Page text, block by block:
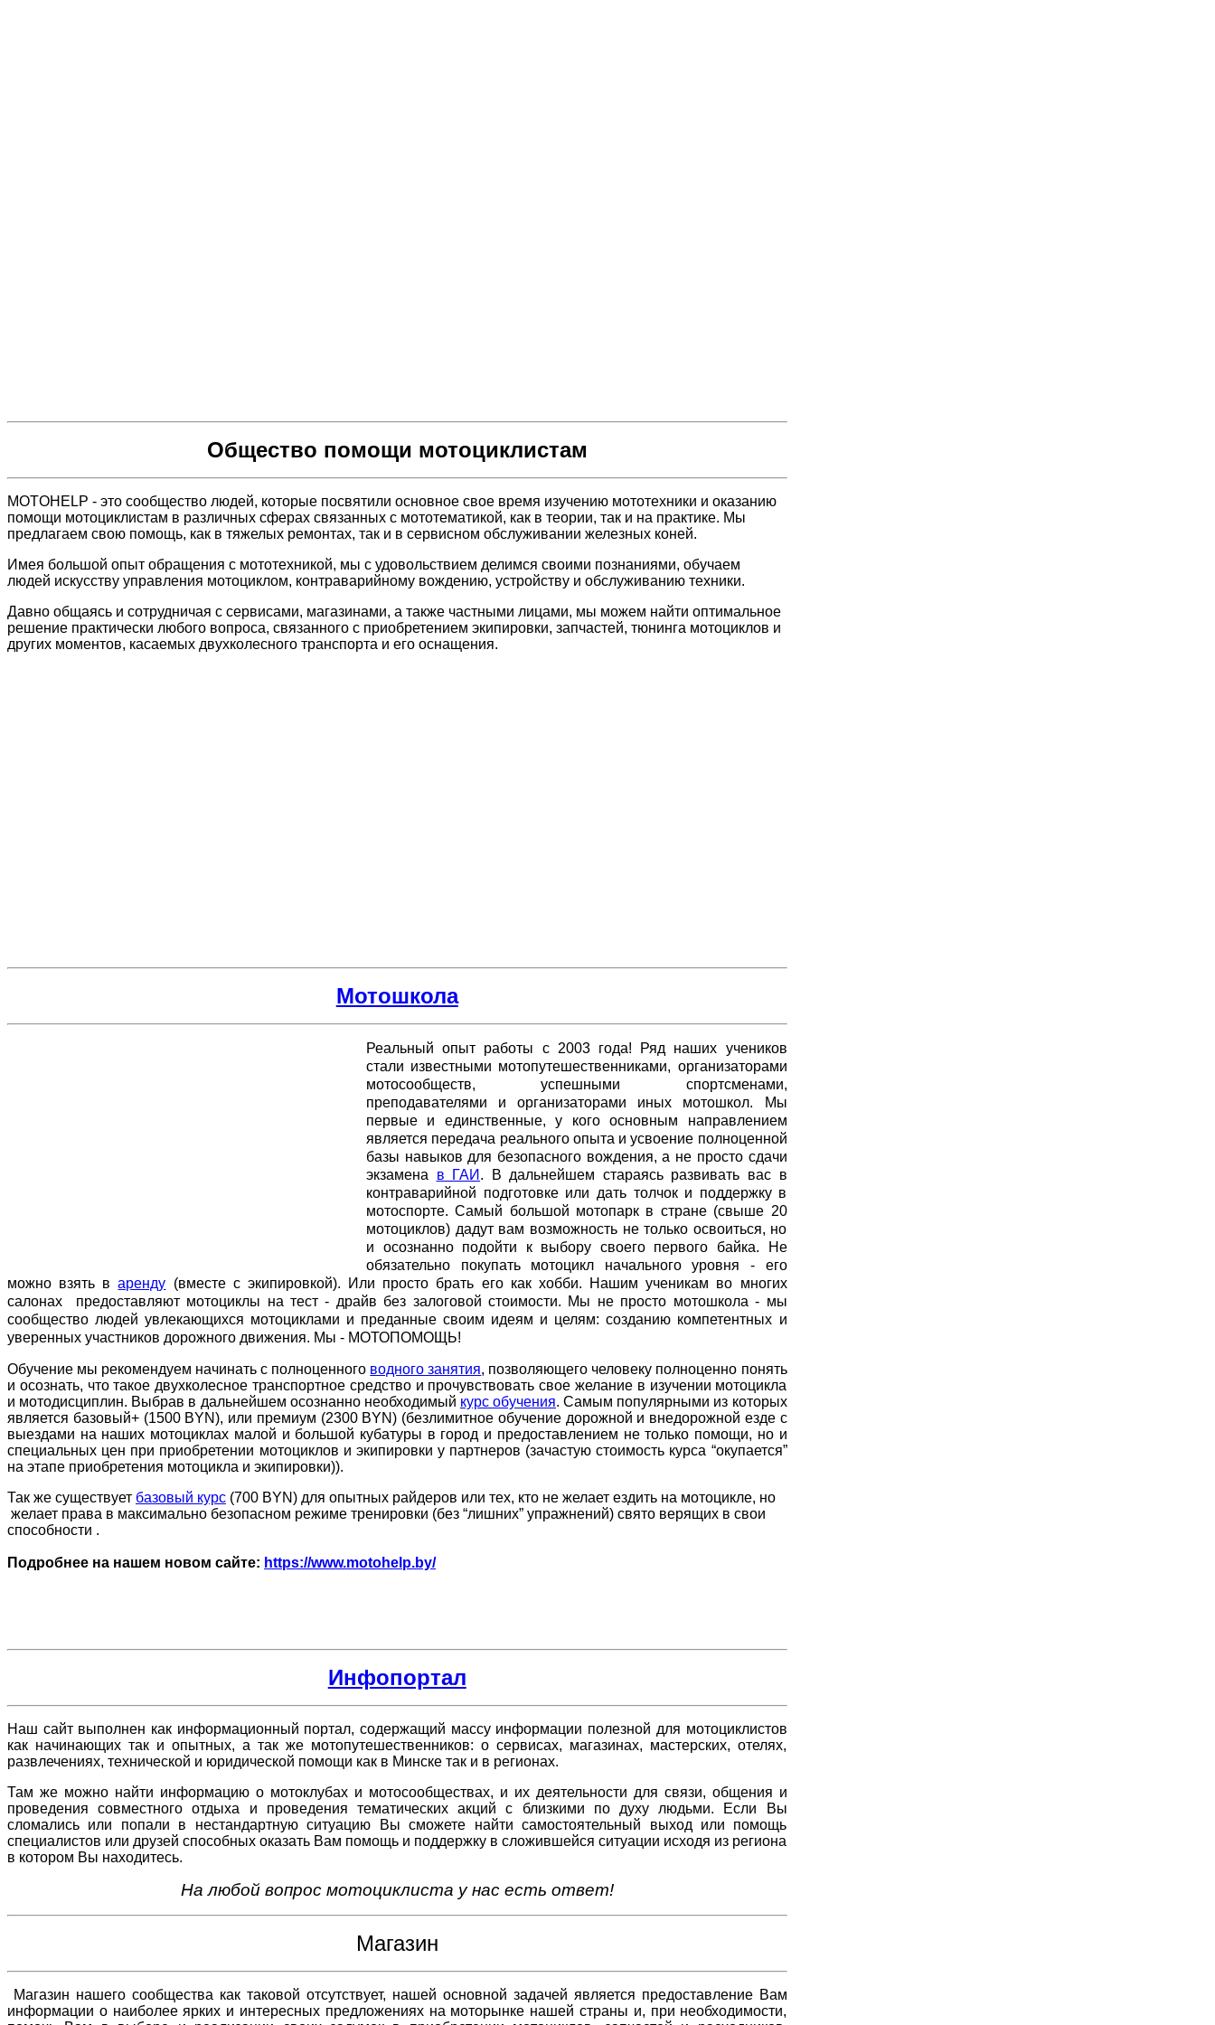
Общество помощи мотоциклистам
MOTOHELP - это сообщество людей, которые посвятили основное свое время изучению мототехники и оказанию
помощи мотоциклистам в различных сферах связанных с мототематикой, как в теории, так и на практике. Мы
предлагаем свою помощь, как в тяжелых ремонтах, так и в сервисном обслуживании железных коней.
Имея большой опыт обращения с мототехникой, мы с удовольствием делимся своими познаниями, обучаем
людей искусству управления мотоциклом, контраварийному вождению, устройству и обслуживанию техники.
Давно общаясь и сотрудничая с сервисами, магазинами, а также частными лицами, мы можем найти оптимальное
решение практически любого вопроса, связанного с приобретением экипировки, запчастей, тюнинга мотоциклов и
других моментов, касаемых двухколесного транспорта и его оснащения.
Мотошкола
Реальный опыт работы с 2003 года! Ряд наших учеников
стали известными мотопутешественниками, организаторами
мотосообществ, успешными спортсменами,
преподавателями и организаторами иных мотошкол. Мы
первые и единственные, у кого основным направлением
является передача реального опыта и усвоение полноценной
базы навыков для безопасного вождения, а не просто сдачи
экзамена в ГАИ . В дальнейшем стараясь развивать вас в
контраварийной подготовке или дать толчок и поддержку в
мотоспорте. Самый большой мотопарк в стране (свыше 20
мотоциклов) дадут вам возможность не только освоиться, но
и осознанно подойти к выбору своего первого байка. Не
обязательно покупать мотоцикл начального уровня - его
можно взять варенду (вместе с экипировкой). Или просто брать его как хобби. Нашим ученикам во многих
салонах предоставляют мотоциклы на тест - драйв без залоговой стоимости. Мы не просто мотошкола - мы
сообщество людей увлекающихся мотоциклами и преданные своим идеям и целям: созданию компетентных и
уверенных участников дорожного движения. Мы - МОТОПОМОЩЬ!
Обучение мы рекомендуем начинать с полноценного водного занятия, позволяющего человеку полноценно понять
и осознать, что такое двухколесное транспортное средство и прочувствовать свое желание в изучении мотоцикла
и мотодисциплин. Выбрав в дальнейшем осознанно необходимый курс обучения. Самым популярными из которых
является базовый+ (1500 BYN), или премиум (2300 BYN) (безлимитное обучение дорожной и внедорожной езде с
выездами на наших мотоциклах малой и большой кубатуры в город и предоставлением не только помощи, но и
специальных цен при приобретении мотоциклов и экипировки у партнеров (зачастую стоимость курса “окупается”
на этапе приобретения мотоцикла и экипировки)).
Так же существует базовый курс (700 BYN) для опытных райдеров или тех, кто не желает ездить на мотоцикле, но
желает права в максимально безопасном режиме тренировки (без “лишних” упражнений) свято верящих в свои
способности .
Подробнее на нашем новом сайте: https://www.motohelp.by/
Инфопортал
Наш сайт выполнен как информационный портал, содержащий массу информации полезной для мотоциклистов
как начинающих так и опытных, а так же мотопутешественников: о сервисах, магазинах, мастерских, отелях,
развлечениях, технической и юридической помощи как в Минске так и в регионах.
Там же можно найти информацию о мотоклубах и мотосообществах, и их деятельности для связи, общения и
проведения совместного отдыха и проведения тематических акций с близкими по духу людьми. Если Вы
сломались или попали в нестандартную ситуацию Вы сможете найти самостоятельный выход или помощь
специалистов или друзей способных оказать Вам помощь и поддержку в сложившейся ситуации исходя из региона
в котором Вы находитесь.
На любой вопрос мотоциклиста у нас есть ответ!
Магазин
Магазин нашего сообщества как таковой отсутствует, нашей основной задачей является предоставление Вам
информации о наиболее ярких и интересных предложениях на моторынке нашей страны и, при необходимости,